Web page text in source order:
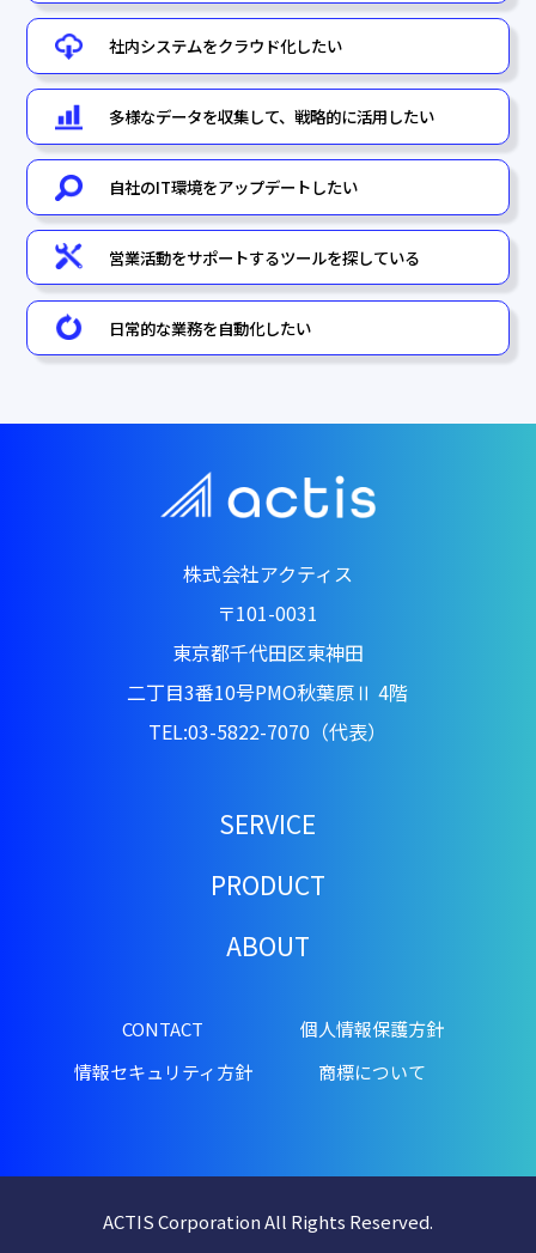
社内システムをクラウド化したい
多様なデータを収集して、戦略的に活用したい
自社のIT環境をアップデートしたい
営業活動をサポートするツールを探している
日常的な業務を自動化したい
株式会社アクティス
〒101-0031
東京都千代田区東神田
二丁目3番10号PMO秋葉原Ⅱ 4階
TEL:03-5822-7070（代表）
SERVICE
PRODUCT
ABOUT
CONTACT
個人情報保護方針
情報セキュリティ方針
商標について
ACTIS Corporation All Rights Reserved.